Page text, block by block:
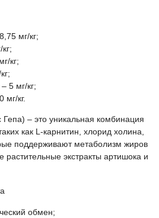
мг/кг;
кг;
5 мг/кг;
мг/кг.
– это уникальная комбинация
как L-карнитин, хлорид холина,
поддерживают метаболизм жиров
растительные экстракты артишока и
обмен;